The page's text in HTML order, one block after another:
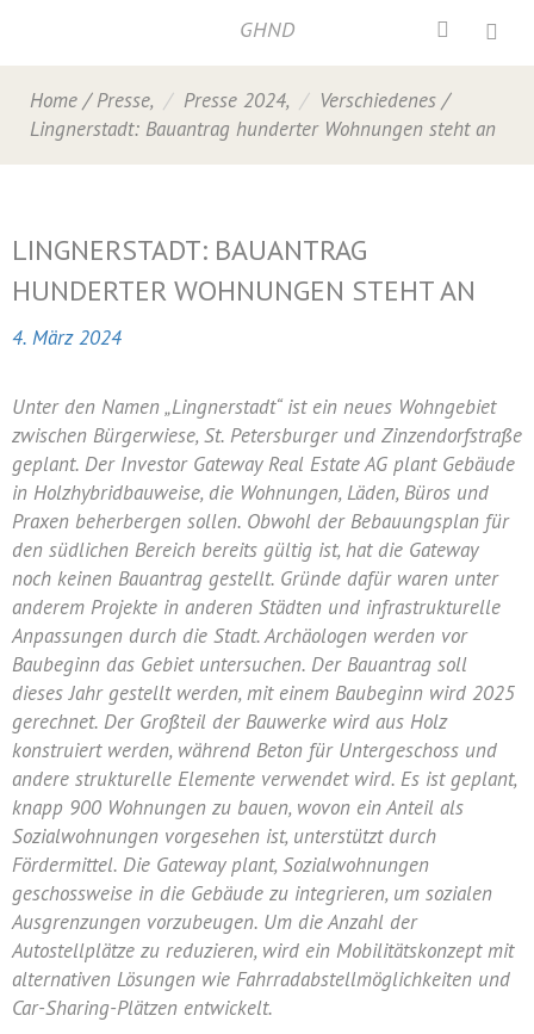
Home / Presse, Presse 2024, Verschiedenes /
Lingnerstadt: Bauantrag hunderter Wohnungen steht an
LINGNERSTADT: BAUANTRAG
HUNDERTER WOHNUNGEN STEHT AN
4. März 2024
Unter den Namen „Lingnerstadt“ ist ein neues Wohngebiet
zwischen Bürgerwiese, St. Petersburger und Zinzendorfstraße
geplant. Der Investor Gateway Real Estate AG plant Gebäude
in Holzhybridbauweise, die Wohnungen, Läden, Büros und
Praxen beherbergen sollen. Obwohl der Bebauungsplan für
den südlichen Bereich bereits gültig ist, hat die Gateway
noch keinen Bauantrag gestellt. Gründe dafür waren unter
anderem Projekte in anderen Städten und infrastrukturelle
Anpassungen durch die Stadt. Archäologen werden vor
Baubeginn das Gebiet untersuchen. Der Bauantrag soll
dieses Jahr gestellt werden, mit einem Baubeginn wird 2025
gerechnet. Der Großteil der Bauwerke wird aus Holz
konstruiert werden, während Beton für Untergeschoss und
andere strukturelle Elemente verwendet wird. Es ist geplant,
knapp 900 Wohnungen zu bauen, wovon ein Anteil als
Sozialwohnungen vorgesehen ist, unterstützt durch
Fördermittel. Die Gateway plant, Sozialwohnungen
geschossweise in die Gebäude zu integrieren, um sozialen
Ausgrenzungen vorzubeugen. Um die Anzahl der
Autostellplätze zu reduzieren, wird ein Mobilitätskonzept mit
alternativen Lösungen wie Fahrradabstellmöglichkeiten und
Car-Sharing-Plätzen entwickelt.
GHND